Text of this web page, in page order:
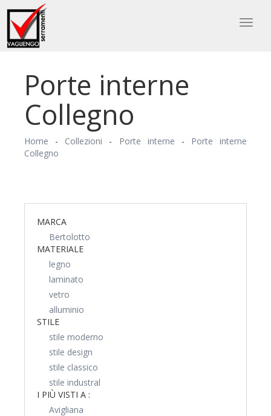
Porte interne
Collegno
Home - Collezioni - Porte interne - Porte interne
Collegno
MARCA
Bertolotto
MATERIALE
legno
laminato
vetro
alluminio
STILE
stile moderno
stile design
stile classico
stile industral
I PIÙ VISTI A :
Avigliana